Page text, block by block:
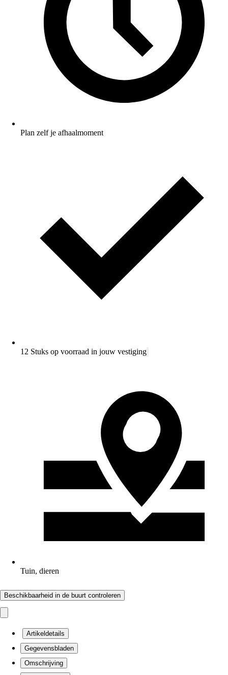
Plan zelf je afhaalmoment
12 Stuks op voorraad in jouw vestiging
Tuin, dieren
Beschikbaarheid in de buurt controleren
Artikeldetails
Gegevensbladen
Omschrijving